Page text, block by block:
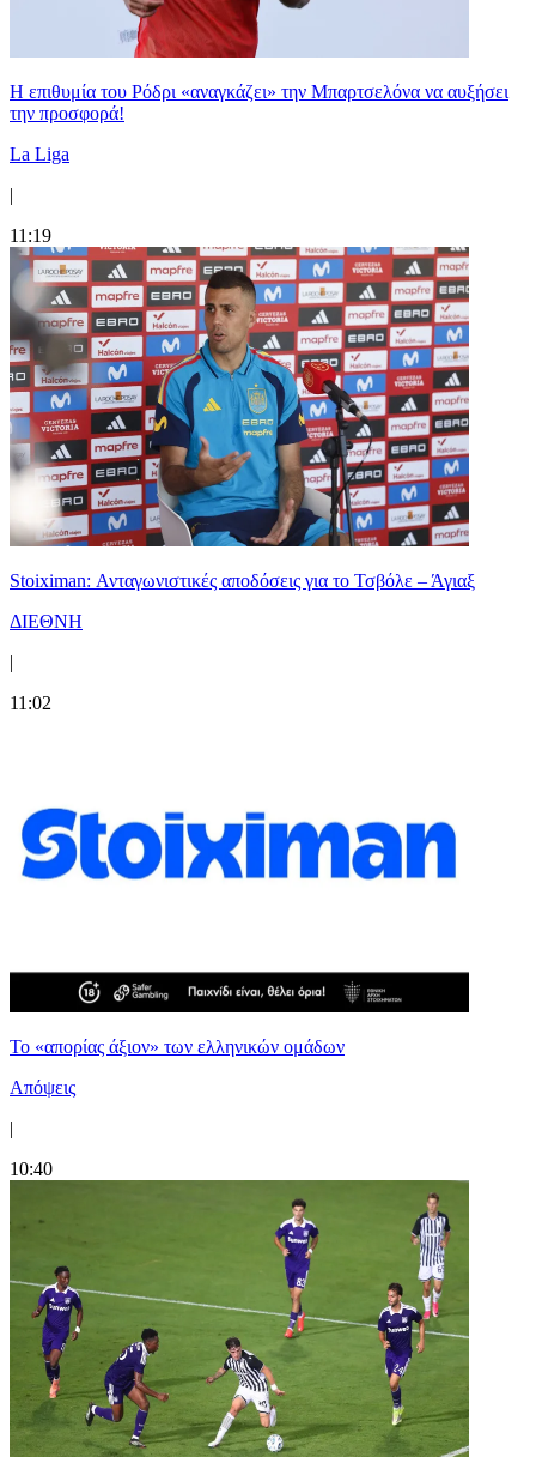
Η επιθυμία του Ρόδρι «αναγκάζει» την Μπαρτσελόνα να αυξήσει
την προσφορά!
La Liga
|
11:19
Stoiximan: Ανταγωνιστικές αποδόσεις για το Τσβόλε – Άγιαξ
ΔΙΕΘΝΗ
|
11:02
Το «απορίας άξιον» των ελληνικών ομάδων
Απόψεις
|
10:40